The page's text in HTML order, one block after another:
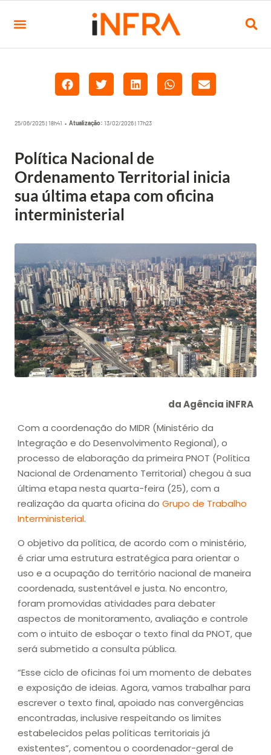
25/06/2025 | 18h41 • Atualização: 13/02/2026 | 17h23
Política Nacional de
Ordenamento Territorial inicia
sua última etapa com oficina
interministerial
da Agência iNFRA
Com a coordenação do MIDR (Ministério da
Integração e do Desenvolvimento Regional), o
processo de elaboração da primeira PNOT (Política
Nacional de Ordenamento Territorial) chegou à sua
última etapa nesta quarta-feira (25), com a
realização da quarta oficina do Grupo de Trabalho
Interministerial.
O objetivo da política, de acordo com o ministério,
é criar uma estrutura estratégica para orientar o
uso e a ocupação do território nacional de maneira
coordenada, sustentável e justa. No encontro,
foram promovidas atividades para debater
aspectos de monitoramento, avaliação e controle
com o intuito de esboçar o texto final da PNOT, que
será submetido a consulta pública.
“Esse ciclo de oficinas foi um momento de debates
e exposição de ideias. Agora, vamos trabalhar para
escrever o texto final, apoiado nas convergências
encontradas, inclusive respeitando os limites
estabelecidos pelas políticas territoriais já
existentes”, comentou o coordenador-geral de